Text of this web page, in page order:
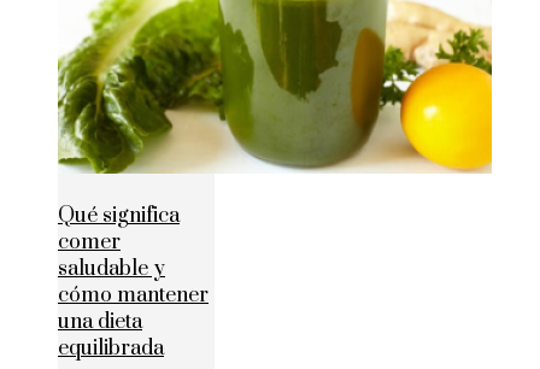
Qué significa
comer
saludable y
cómo mantener
una dieta
equilibrada